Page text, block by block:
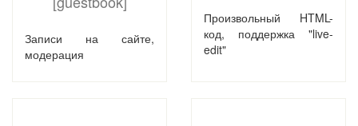
Записи на сайте,
модерация
Произвольный HTML-
код, поддержка "live-
edit"